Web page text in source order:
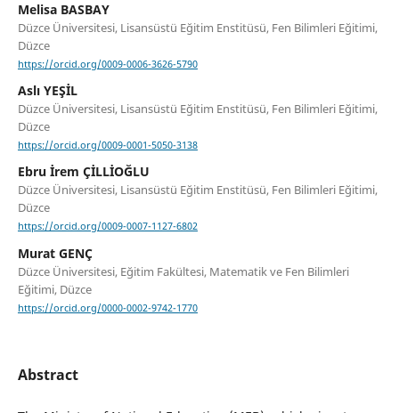
Melisa BASBAY
Düzce Üniversitesi, Lisansüstü Eğitim Enstitüsü, Fen Bilimleri Eğitimi,
Düzce
https://orcid.org/0009-0006-3626-5790
Aslı YEŞİL
Düzce Üniversitesi, Lisansüstü Eğitim Enstitüsü, Fen Bilimleri Eğitimi,
Düzce
https://orcid.org/0009-0001-5050-3138
Ebru İrem ÇİLLİOĞLU
Düzce Üniversitesi, Lisansüstü Eğitim Enstitüsü, Fen Bilimleri Eğitimi,
Düzce
https://orcid.org/0009-0007-1127-6802
Murat GENÇ
Düzce Üniversitesi, Eğitim Fakültesi, Matematik ve Fen Bilimleri
Eğitimi, Düzce
https://orcid.org/0000-0002-9742-1770
Abstract